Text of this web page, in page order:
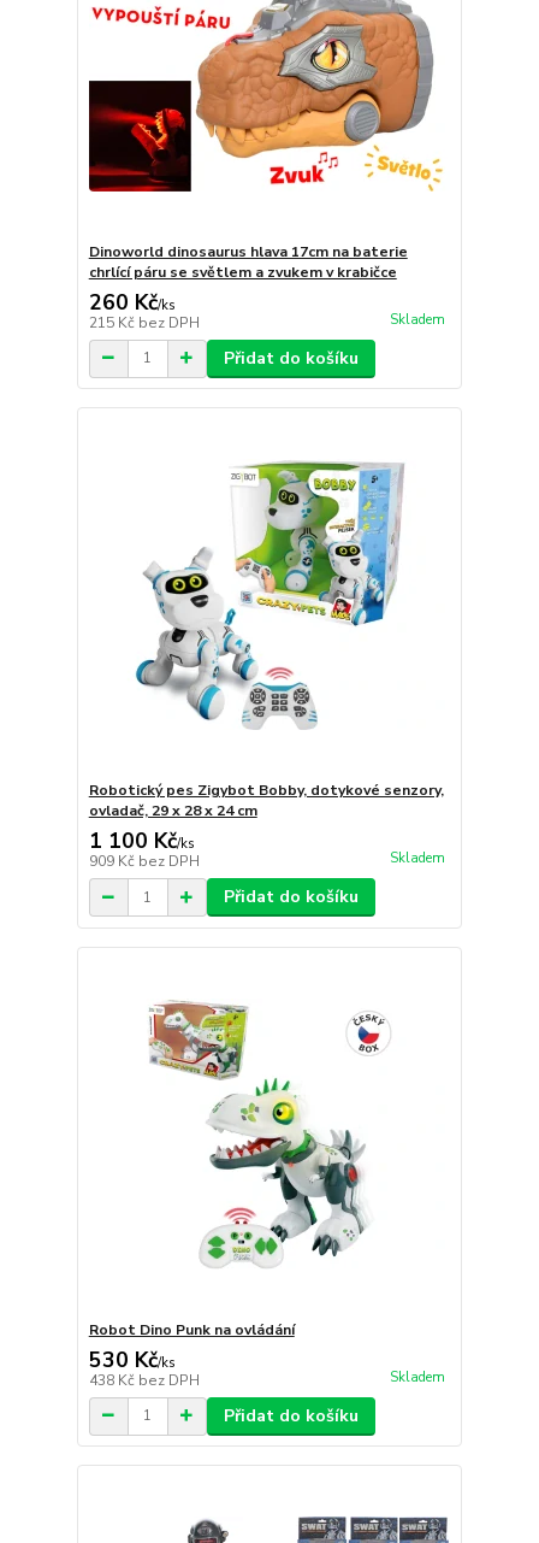
Dinoworld dinosaurus hlava 17cm na baterie
chrlící páru se světlem a zvukem v krabičce
260 Kč/ks
215 Kč bez DPH Skladem
Přidat do košíku
Robotický pes Zigybot Bobby, dotykové senzory,
ovladač, 29 x 28 x 24 cm
1 100 Kč/ks
909 Kč bez DPH Skladem
Přidat do košíku
Robot Dino Punk na ovládání
530 Kč/ks
438 Kč bez DPH Skladem
Přidat do košíku